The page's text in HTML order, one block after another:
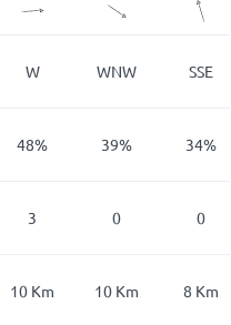
W WNW SSE
48% 39% 34%
3 0 0
10 Km 10 Km 8 Km